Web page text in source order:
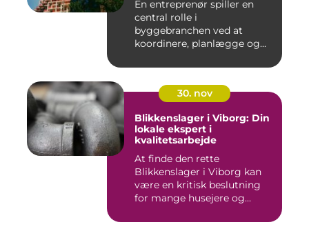
En entreprenør spiller en
central rolle i
byggebranchen ved at
koordinere, planlægge og...
30. nov
Blikkenslager i Viborg: Din
lokale ekspert i
kvalitetsarbejde
At finde den rette
Blikkenslager i Viborg kan
være en kritisk beslutning
for mange husejere og...